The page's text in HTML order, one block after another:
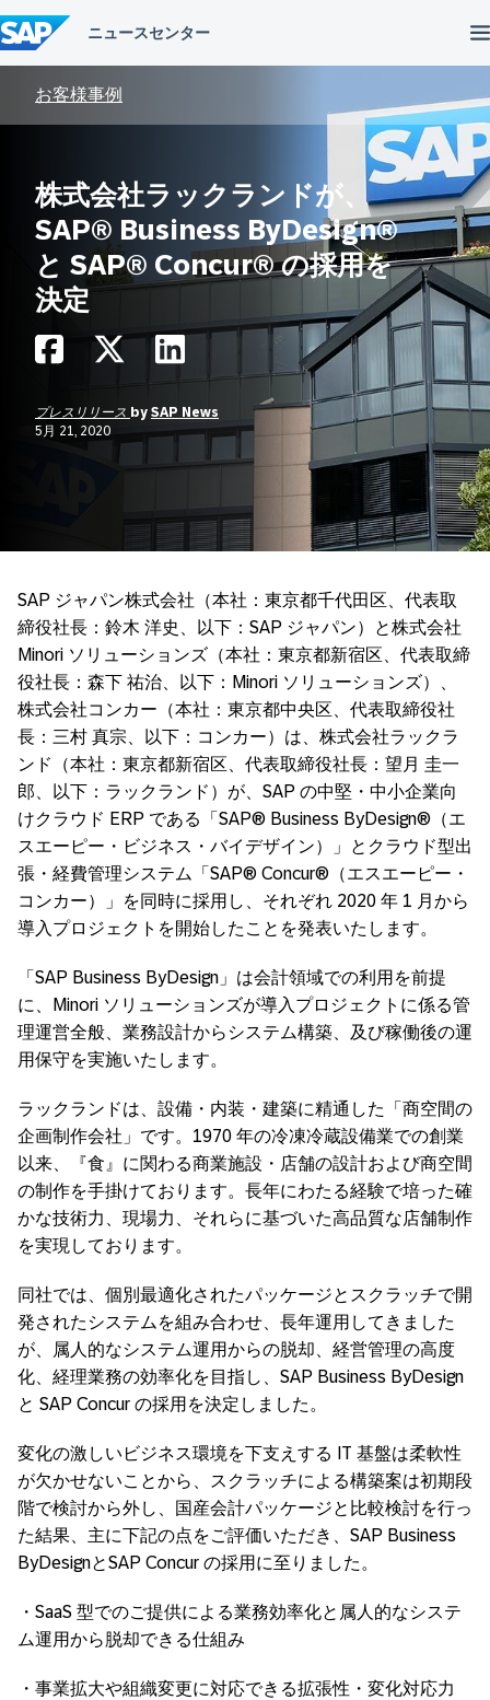
ン
テ
ン
お客様事例
株式会社ラックランドが、
SAP® Business ByDesign®
と SAP® Concur® の採用を
決定
プレスリリース by SAP News
5月 21, 2020
SAP ジャパン株式会社（本社：東京都千代田区、代表取
締役社長：鈴木 洋史、以下：SAP ジャパン）と株式会社
Minori ソリューションズ（本社：東京都新宿区、代表取締
役社長：森下 祐治、以下：Minori ソリューションズ）、
株式会社コンカー（本社：東京都中央区、代表取締役社
長：三村 真宗、以下：コンカー）は、株式会社ラックラ
ンド（本社：東京都新宿区、代表取締役社長：望月 圭一
郎、以下：ラックランド）が、SAP の中堅・中小企業向
けクラウド ERP である「SAP® Business ByDesign®（エ
スエーピー・ビジネス・バイデザイン）」とクラウド型出
張・経費管理システム「SAP® Concur®（エスエーピー・
コンカー）」を同時に採用し、それぞれ 2020 年 1 月から
導入プロジェクトを開始したことを発表いたします。
「SAP Business ByDesign」は会計領域での利用を前提
に、Minori ソリューションズが導入プロジェクトに係る管
理運営全般、業務設計からシステム構築、及び稼働後の運
用保守を実施いたします。
ラックランドは、設備・内装・建築に精通した「商空間の
企画制作会社」です。1970 年の冷凍冷蔵設備業での創業
以来、『食』に関わる商業施設・店舗の設計および商空間
の制作を手掛けております。長年にわたる経験で培った確
かな技術力、現場力、それらに基づいた高品質な店舗制作
を実現しております。
同社では、個別最適化されたパッケージとスクラッチで開
発されたシステムを組み合わせ、長年運用してきました
が、属人的なシステム運用からの脱却、経営管理の高度
化、経理業務の効率化を目指し、SAP Business ByDesign
と SAP Concur の採用を決定しました。
変化の激しいビジネス環境を下支えする IT 基盤は柔軟性
が欠かせないことから、スクラッチによる構築案は初期段
階で検討から外し、国産会計パッケージと比較検討を行っ
た結果、主に下記の点をご評価いただき、SAP Business
ByDesignとSAP Concur の採用に至りました。
・SaaS 型でのご提供による業務効率化と属人的なシステ
ム運用から脱却できる仕組み
・事業拡大や組織変更に対応できる拡張性・変化対応力